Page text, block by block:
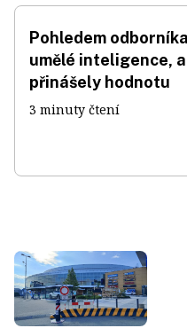
Pohledem
umělé inteligence,
přinášely hodnotu
3 minuty čtení